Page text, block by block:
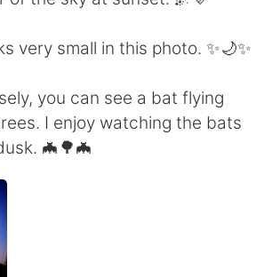
한국어
Italiano
very small in this photo. ✨🌙✨
you can see a bat flying
I enjoy watching the bats
🦇🌳🦇